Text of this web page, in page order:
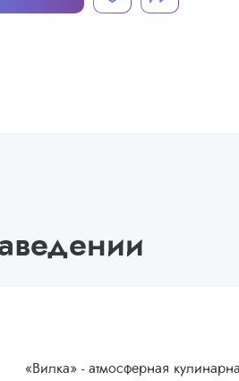
«Вилка» - атмосферная